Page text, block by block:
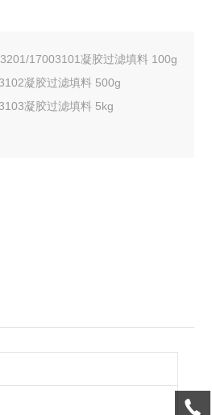
17003101凝胶过滤填料 100g
凝胶过滤填料 500g
凝胶过滤填料 5kg